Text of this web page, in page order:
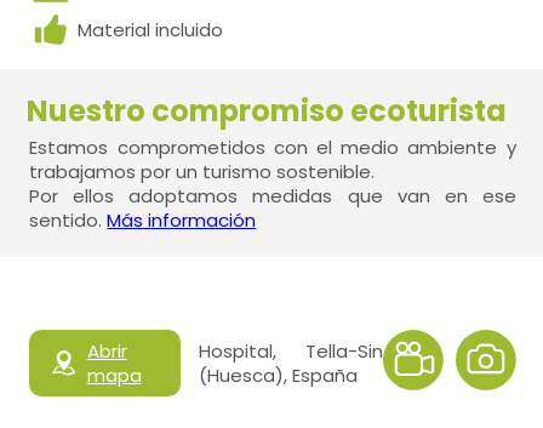
Material incluido
Nuestro compromiso ecoturista
Estamos comprometidos con el medio ambiente y
trabajamos por un turismo sostenible.
Por ellos adoptamos medidas que van en ese
sentido.Más información
Abrir
mapa
Hospital, Tella-Sin
(Huesca), España